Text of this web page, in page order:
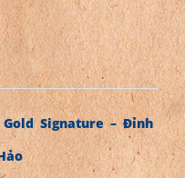
Signature – Đỉnh